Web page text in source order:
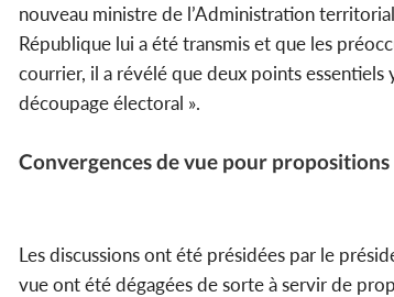
nouveau ministre de l’Administration
République lui a été transmis et que les
courrier, il a révélé que deux points
découpage électoral ».
Convergences de vue pour propositions
Les discussions ont été présidées par le
vue ont été dégagées de sorte à servir de